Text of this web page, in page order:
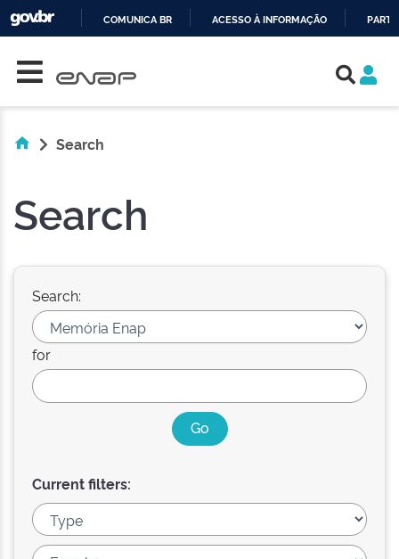
COMUNICA BR ACESSO À INFORMAÇÃO
Search
Search
Search:
for
Current filters: